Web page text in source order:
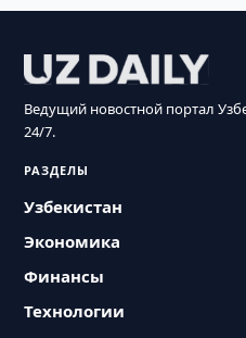
Ведущий новостной портал
24/7.
РАЗДЕЛЫ
Узбекистан
Экономика
Финансы
Технологии